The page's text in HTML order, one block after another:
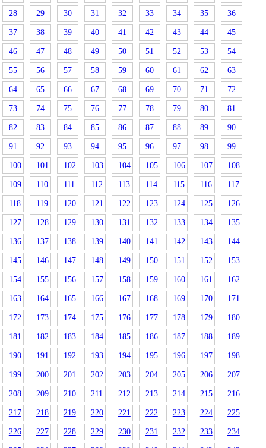
28 29 30 31 32 33 34 35 36
37 38 39 40 41 42 43 44 45
46 47 48 49 50 51 52 53 54
55 56 57 58 59 60 61 62 63
64 65 66 67 68 69 70 71 72
73 74 75 76 77 78 79 80 81
82 83 84 85 86 87 88 89 90
91 92 93 94 95 96 97 98 99
100 101 102 103 104 105 106 107 108
109 110 111 112 113 114 115 116 117
118 119 120 121 122 123 124 125 126
127 128 129 130 131 132 133 134 135
136 137 138 139 140 141 142 143 144
145 146 147 148 149 150 151 152 153
154 155 156 157 158 159 160 161 162
163 164 165 166 167 168 169 170 171
172 173 174 175 176 177 178 179 180
181 182 183 184 185 186 187 188 189
190 191 192 193 194 195 196 197 198
199 200 201 202 203 204 205 206 207
208 209 210 211 212 213 214 215 216
217 218 219 220 221 222 223 224 225
226 227 228 229 230 231 232 233 234